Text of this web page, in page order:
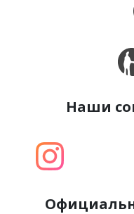
Наши